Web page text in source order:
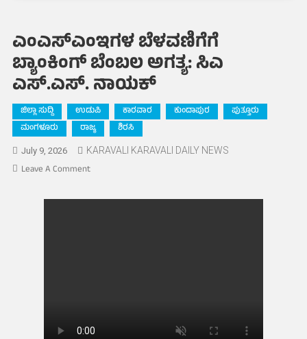
ಎಂಎಸ್‌ಎಂಇಗಳ ಬೆಳವಣಿಗೆಗೆ
ಬ್ಯಾಂಕಿಂಗ್ ಬೆಂಬಲ ಅಗತ್ಯ: ಸಿಎ
ಎಸ್.ಎಸ್. ನಾಯಕ್
ಜಿಲ್ಲಾ ಸುದ್ದಿ ಉಡುಪಿ ಕಾರವಾರ ಕುಂದಾಪುರ
ಪುತ್ತೂರು
ಮಂಗಳೂರು
ರಾಜ್ಯ ಶಿರಸಿ
July 9, 2026 KARAVALI KARAVALI DAILY NEWS
Leave A CommentOn
ಬೆಳವಣಿಗೆಗೆ